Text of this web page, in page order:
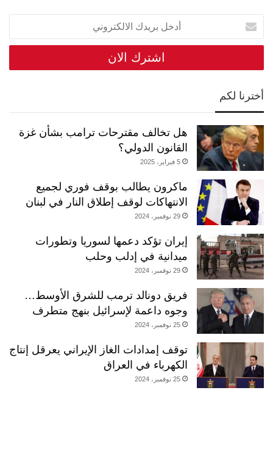
أدخل
بريدك
الالكتروني
أخترنا لكم
هل تخالف مقترحات ترامب بشأن غزة
القانون الدولي؟
5 فبراير، 2025
ماكرون يطالب بوقف فوري لجميع
الانتهاكات لوقف إطلاق النار في لبنان
29 نوفمبر، 2024
إيران تؤكد دعمها لسوريا وتطورات
ميدانية في إدلب وحلب
29 نوفمبر، 2024
فريق دونالد ترمب للشرق الأوسط…
وجوه داعمة لإسرائيل بنهج متطرف
25 نوفمبر، 2024
توقف إمدادات الغاز الإيراني يعرقل إنتاج
الكهرباء في العراق
25 نوفمبر، 2024